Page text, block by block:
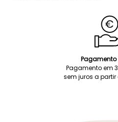
Pagamento
Pagamento em
sem juros a partir